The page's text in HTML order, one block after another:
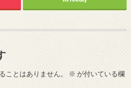
ことはありません。 ※ が付いている欄